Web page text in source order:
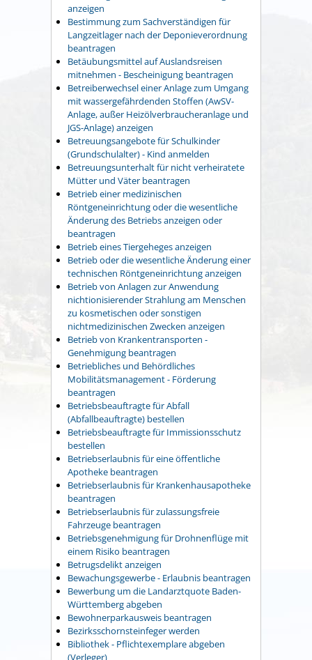
anzeigen
Bestimmung zum Sachverständigen für
Langzeitlager nach der Deponieverordnung
beantragen
Betäubungsmittel auf Auslandsreisen
mitnehmen - Bescheinigung beantragen
Betreiberwechsel einer Anlage zum Umgang
mit wassergefährdenden Stoffen (AwSV-
Anlage, außer Heizölverbraucheranlage und
JGS-Anlage) anzeigen
Betreuungsangebote für Schulkinder
(Grundschulalter) - Kind anmelden
Betreuungsunterhalt für nicht verheiratete
Mütter und Väter beantragen
Betrieb einer medizinischen
Röntgeneinrichtung oder die wesentliche
Änderung des Betriebs anzeigen oder
beantragen
Betrieb eines Tiergeheges anzeigen
Betrieb oder die wesentliche Änderung einer
technischen Röntgeneinrichtung anzeigen
Betrieb von Anlagen zur Anwendung
nichtionisierender Strahlung am Menschen
zu kosmetischen oder sonstigen
nichtmedizinischen Zwecken anzeigen
Betrieb von Krankentransporten -
Genehmigung beantragen
Betriebliches und Behördliches
Mobilitätsmanagement - Förderung
beantragen
Betriebsbeauftragte für Abfall
(Abfallbeauftragte) bestellen
Betriebsbeauftragte für Immissionsschutz
bestellen
Betriebserlaubnis für eine öffentliche
Apotheke beantragen
Betriebserlaubnis für Krankenhausapotheke
beantragen
Betriebserlaubnis für zulassungsfreie
Fahrzeuge beantragen
Betriebsgenehmigung für Drohnenflüge mit
einem Risiko beantragen
Betrugsdelikt anzeigen
Bewachungsgewerbe - Erlaubnis beantragen
Bewerbung um die Landarztquote Baden-
Württemberg abgeben
Bewohnerparkausweis beantragen
Bezirksschornsteinfeger werden
Bibliothek - Pflichtexemplare abgeben
(Verleger)